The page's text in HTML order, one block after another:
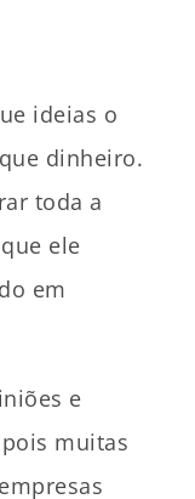
ideias o
dinheiro.
toda a
ele
em
e
muitas